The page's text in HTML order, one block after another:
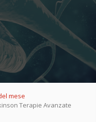
mese
Terapie Avanzate